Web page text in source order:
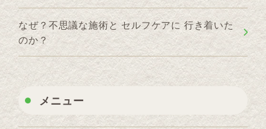
なぜ？不思議な施術と セルフケアに 行き着いた
のか？
メニュー